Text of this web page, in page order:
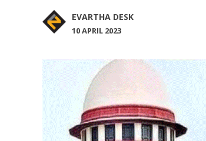
EVARTHA DESK
10 APRIL 2023